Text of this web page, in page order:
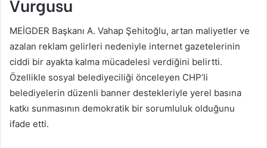
MEİGDER Başkanı A. Vahap Şehitoğlu, artan maliyetler ve
azalan reklam gelirleri nedeniyle internet gazetelerinin
ciddi bir ayakta kalma mücadelesi verdiğini belirtti.
Özellikle sosyal belediyeciliği önceleyen CHP’li
belediyelerin düzenli banner destekleriyle yerel basına
katkı sunmasının demokratik bir sorumluluk olduğunu
ifade etti.